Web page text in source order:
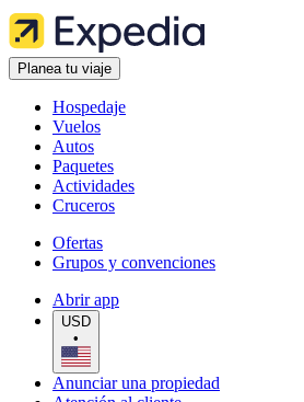
Planea tu viaje
Hospedaje
Vuelos
Autos
Paquetes
Actividades
Cruceros
Ofertas
Grupos y convenciones
Abrir app
USD
•
Anunciar una propiedad